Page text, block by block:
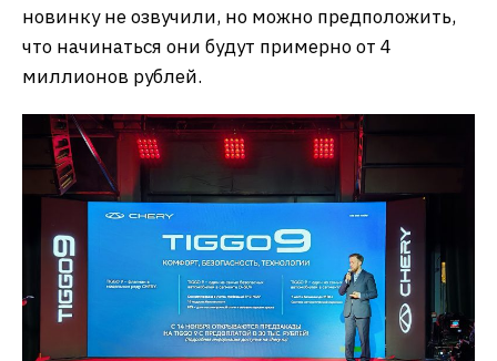
новинку не озвучили, но можно предположить,
что начинаться они будут примерно от 4
миллионов рублей.